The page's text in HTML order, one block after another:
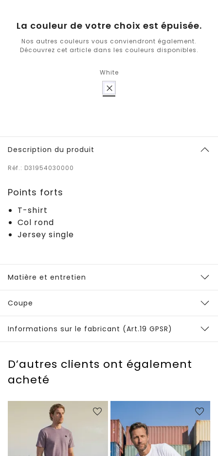
La couleur de votre choix est épuisée.
Nos autres couleurs vous conviendront également.
Découvrez cet article dans les couleurs disponibles.
White
Description du produit
Réf.: D31954030000
Points forts
T-shirt
Col rond
Jersey single
Matière et entretien
Coupe
Informations sur le fabricant (Art.19 GPSR)
D’autres clients ont également
acheté